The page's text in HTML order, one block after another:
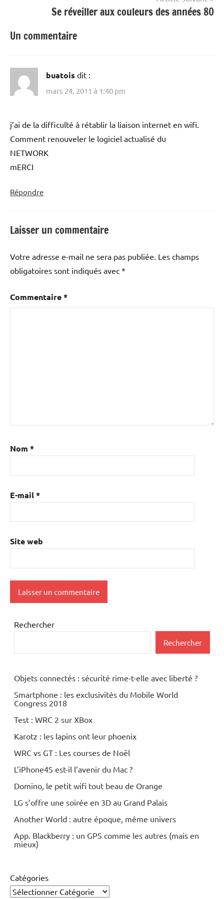
Se réveiller aux couleurs des années 80
Un commentaire
buatois dit :
mars 24, 2011 à 1:40 pm
j’ai de la difficulté à rétablir la liaison internet en wifi.
Comment renouveler le logiciel actualisé du
NETWORK
mERCI
Répondre
Laisser un commentaire
Votre adresse e-mail ne sera pas publiée. Les champs
obligatoires sont indiqués avec *
Commentaire*
Nom *
E-mail*
Site web
Rechercher
Rechercher
Objets connectés : sécurité rime-t-elle avec liberté ?
Smartphone : les exclusivités du Mobile World
Congress 2018
Test : WRC 2 sur XBox
Karotz : les lapins ont leur phoenix
WRC vs GT : Les courses de Noël
L’iPhone4S est-il l’avenir du Mac ?
Domino, le petit wifi tout beau de Orange
LG s’offre une soirée en 3D au Grand Palais
Another World : autre époque, même univers
App. Blackberry : un GPS comme les autres (mais en
mieux)
Catégories